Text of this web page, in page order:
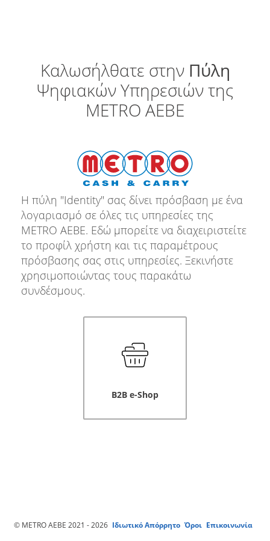
Καλωσήλθατε στην Πύλη
Ψηφιακών Υπηρεσιών της
METRO ΑΕΒΕ
Η πύλη "Identity" σας δίνει πρόσβαση με ένα
λογαριασμό σε όλες τις υπηρεσίες της
METRO ΑΕΒΕ. Εδώ μπορείτε να διαχειριστείτε
το προφίλ χρήστη και τις παραμέτρους
πρόσβασης σας στις υπηρεσίες. Ξεκινήστε
χρησιμοποιώντας τους παρακάτω
συνδέσμους.
B2B e-Shop
© METRO ΑΕΒΕ 2021 - 2026 Ιδιωτικό Απόρρητο Όροι Επικοινωνία